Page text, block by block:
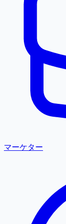
マーケター